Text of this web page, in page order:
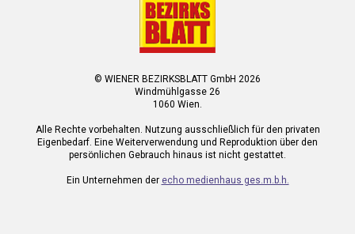
© WIENER BEZIRKSBLATT GmbH 2026
Windmühlgasse 26
1060 Wien.
Alle Rechte vorbehalten. Nutzung ausschließlich für den privaten
Eigenbedarf. Eine Weiterverwendung und Reproduktion über den
persönlichen Gebrauch hinaus ist nicht gestattet.
Ein Unternehmen der echo medienhaus ges.m.b.h.